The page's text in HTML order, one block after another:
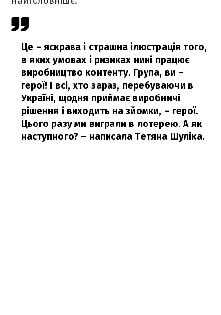
Це – яскрава і страшна ілюстрація того,
в яких умовах і ризиках нині працює
виробництво контенту. Група, ви –
герої! І всі, хто зараз, перебуваючи в
Україні, щодня приймає виробничі
рішення і виходить на зйомки, – герої.
Цього разу ми виграли в лотерею. А як
наступного? – написала Тетяна Шуліка.